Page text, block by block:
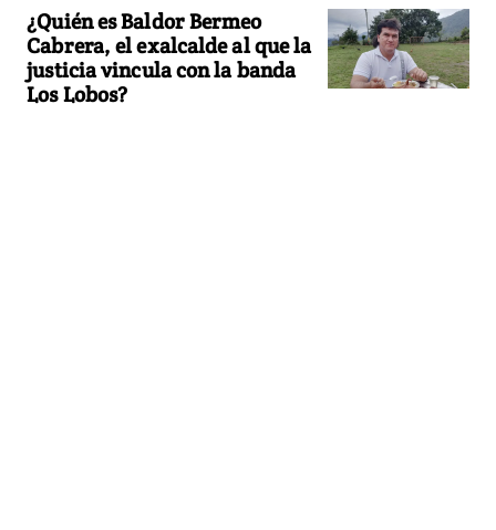
¿Quién es Baldor Bermeo
Cabrera, el exalcalde al que la
justicia vincula con la banda
Los Lobos?